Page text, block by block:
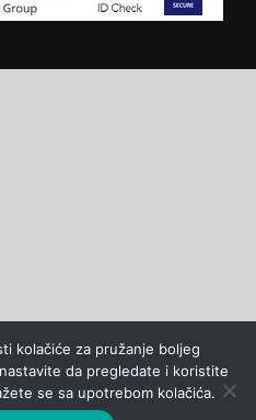
kolačiće za pružanje boljeg
da pregledate i koristite
se sa upotrebom kolačića.